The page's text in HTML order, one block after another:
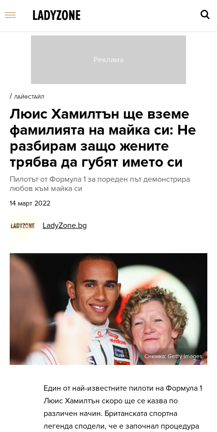
/ ЛАЙФСТАЙЛ
Люис Хамилтън ще вземе
фамилията на майка си: Не
разбирам защо жените
трябва да губят името си
Пилотът от Формула 1 за пореден път демонстрира
любов към майка си
14 март 2022
LadyZone.bg
Снимка: Getty Images
Един от най-известните пилоти на Формула 1
Люис Хамилтън скоро ще се казва по
различен начин. Британската спортна
легенда сподели, че е започнал процедура